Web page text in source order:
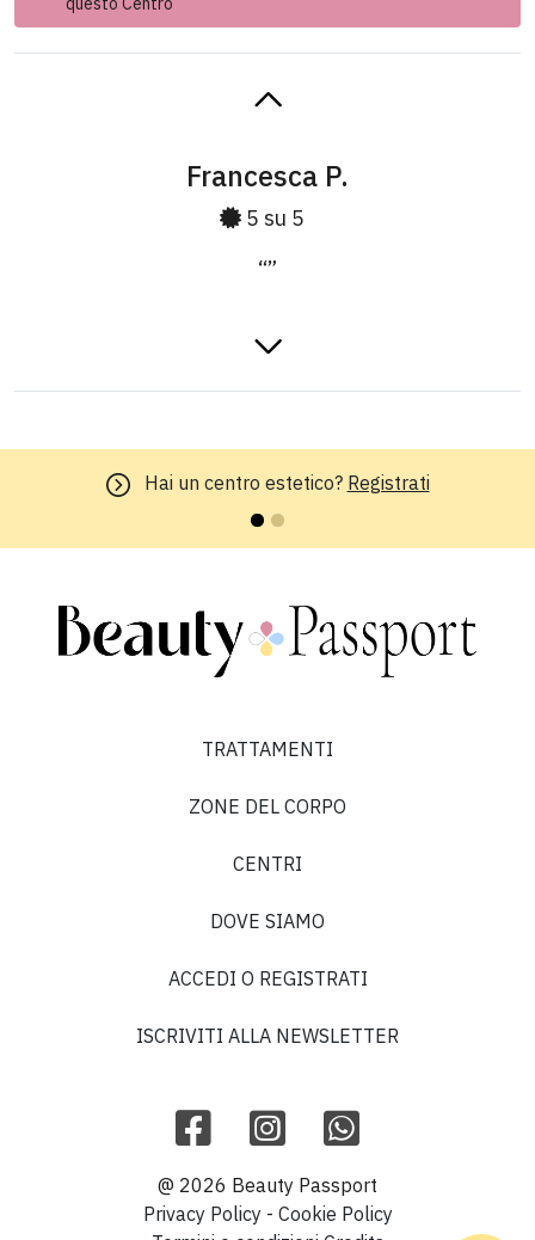
Francesca P.
5 su 5
“”
Cinzia L.
5 su 5
5 su 5
“”
5 su 5
Sei un influencer?Lavora con noi
TRATTAMENTI
ZONE DEL CORPO
CENTRI
DOVE SIAMO
ACCEDI O REGISTRATI
ISCRIVITI ALLA NEWSLETTER
@ 2026 Beauty Passport
Privacy Policy - Cookie Policy